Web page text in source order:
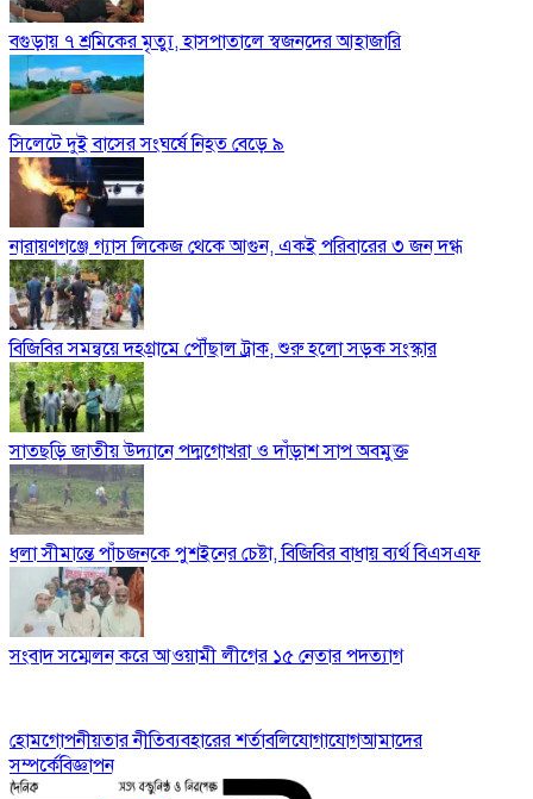
বগুড়ায় ৭ শ্রমিকের মৃত্যু, হাসপাতালে স্বজনদের আহাজারি
সিলেটে দুই বাসের সংঘর্ষে নিহত বেড়ে ৯
নারায়ণগঞ্জে গ্যাস লিকেজ থেকে আগুন, একই পরিবারের ৩ জন দগ্ধ
বিজিবির সমন্বয়ে দহগ্রামে পৌঁছাল ট্রাক, শুরু হলো সড়ক সংস্কার
সাতছড়ি জাতীয় উদ্যানে পদ্মগোখরা ও দাঁড়াশ সাপ অবমুক্ত
ধলা সীমান্তে পাঁচজনকে পুশইনের চেষ্টা, বিজিবির বাধায় ব্যর্থ বিএসএফ
সংবাদ সম্মেলন করে আওয়ামী লীগের ১৫ নেতার পদত্যাগ
হোমগোপনীয়তার নীতিব্যবহারের শর্তাবলিযোগাযোগআমাদের
সম্পর্কেবিজ্ঞাপন